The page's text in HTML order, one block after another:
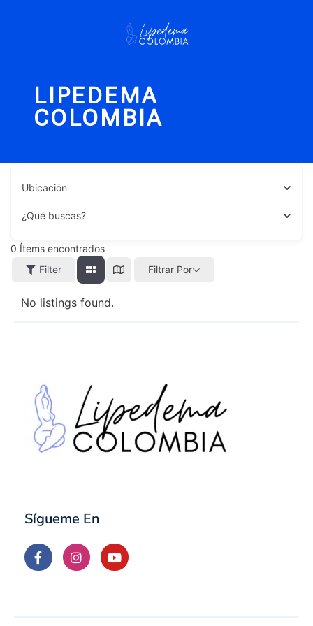
LIPEDEMA
COLOMBIA
Ubicación
¿Qué buscas?
0 Ítems encontrados
Filter
Filtrar Por
No listings found.
Sígueme En